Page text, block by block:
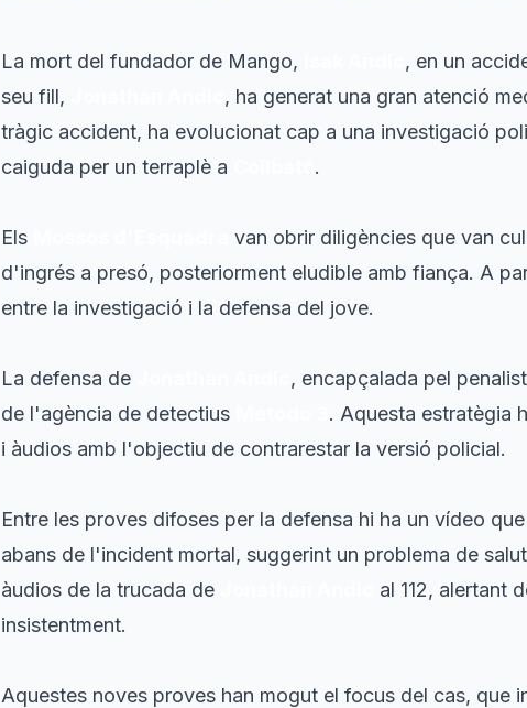
La mort del fundador de Mango, , en un
seu fill,
, ha generat una gran atenció
tràgic accident, ha evolucionat cap a una investigació
caiguda per un terraplè a
.
Els
van obrir diligències que van
d'ingrés a presó, posteriorment eludible amb fiança. A
entre la investigació i la defensa del jove.
La defensa de , encapçalada pel
de l'agència de detectius
. Aquesta estratègia
i àudios amb l'objectiu de contrarestar la versió policial.
Entre les proves difoses per la defensa hi ha un vídeo
abans de l'incident mortal, suggerint un problema de
àudios de la trucada de
al 112, alertant
insistentment.
Aquestes noves proves han mogut el focus del cas, que